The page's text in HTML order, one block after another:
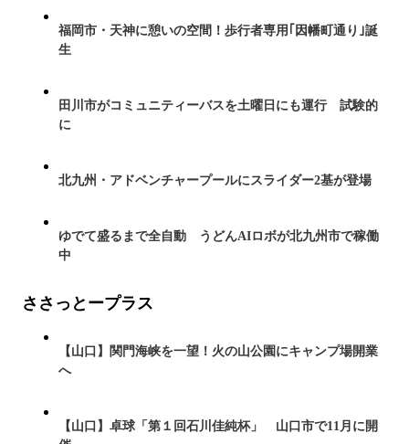
福岡市・天神に憩いの空間！歩行者専用｢因幡町通り｣誕
生
田川市がコミュニティーバスを土曜日にも運行 試験的
に
北九州・アドベンチャープールにスライダー2基が登場
ゆでて盛るまで全自動 うどんAIロボが北九州市で稼働
中
ささっとープラス
【山口】関門海峡を一望！火の山公園にキャンプ場開業
へ
【山口】卓球「第１回石川佳純杯」 山口市で11月に開